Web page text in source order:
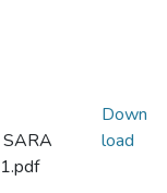
Down
load